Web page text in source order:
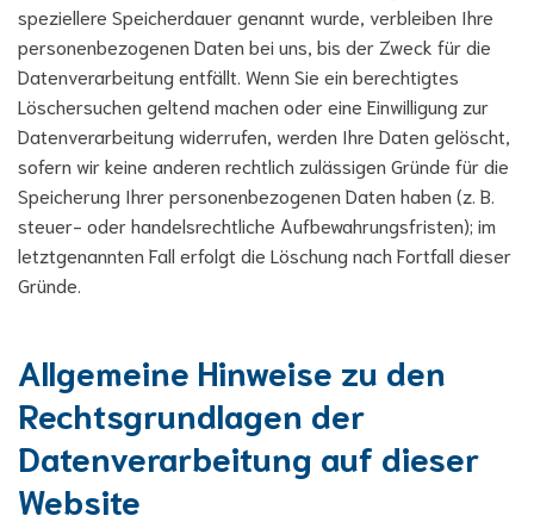
speziellere Speicherdauer genannt wurde, verbleiben Ihre
personenbezogenen Daten bei uns, bis der Zweck für die
Datenverarbeitung entfällt. Wenn Sie ein berechtigtes
Löschersuchen geltend machen oder eine Einwilligung zur
Datenverarbeitung widerrufen, werden Ihre Daten gelöscht,
sofern wir keine anderen rechtlich zulässigen Gründe für die
Speicherung Ihrer personenbezogenen Daten haben (z. B.
steuer- oder handelsrechtliche Aufbewahrungsfristen); im
letztgenannten Fall erfolgt die Löschung nach Fortfall dieser
Gründe.
Allgemeine Hinweise zu den
Rechtsgrundlagen der
Datenverarbeitung auf dieser
Website